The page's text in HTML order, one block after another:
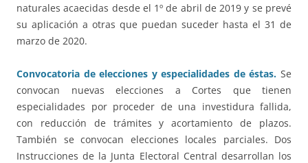
naturales acaecidas desde el 1º de abril de 2019 y se prevé
su aplicación a otras que puedan suceder hasta el 31 de
marzo de 2020.
Convocatoria de elecciones y especialidades de éstas. Se
convocan nuevas elecciones a Cortes que tienen
especialidades por proceder de una investidura fallida,
con reducción de trámites y acortamiento de plazos.
También se convocan elecciones locales parciales. Dos
Instrucciones de la Junta Electoral Central desarrollan los